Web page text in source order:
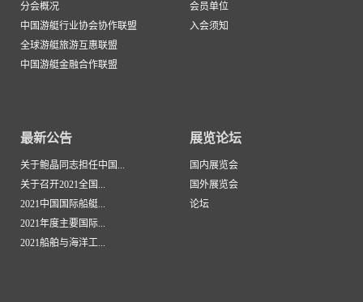
分会概况
中国游艇行业协会协作联盟
全球游艇旅游互惠联盟
中国游艇金融合作联盟
会员单位
入会须知
最新公告
关于鲍晶同志担任中国...
关于召开2021全国...
2021中国国际船艇...
2021年度主要国际...
2021船舶与海洋工...
展览论坛
国内展览会
国外展览会
论坛